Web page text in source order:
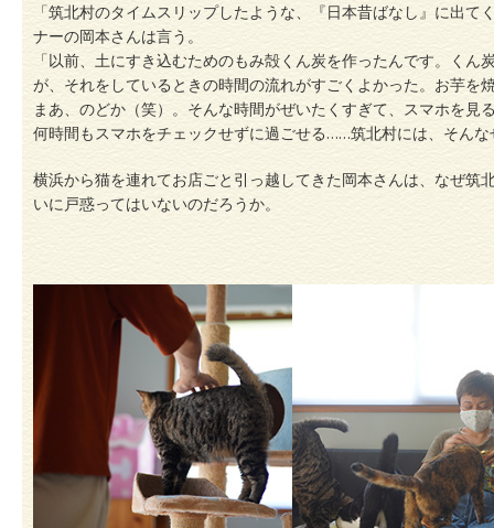
「筑北村のタイムスリップしたような、『日本昔ばなし』に出
ナーの岡本さんは言う。
「以前、土にすき込むためのもみ殻くん炭を作ったんです。く
が、それをしているときの時間の流れがすごくよかった。お芋を
まあ、のどか（笑）。そんな時間がぜいたくすぎて、スマホを見
何時間もスマホをチェックせずに過ごせる……筑北村には、そん
横浜から猫を連れてお店ごと引っ越してきた岡本さんは、なぜ筑
いに戸惑ってはいないのだろうか。